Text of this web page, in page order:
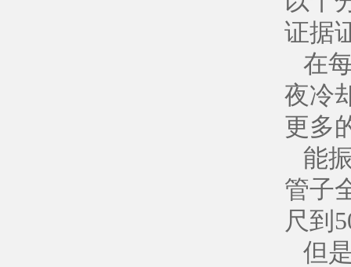
证据
在
夜冷
更多
能
管子
尺到
但